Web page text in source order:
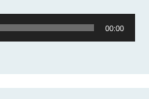
00:00